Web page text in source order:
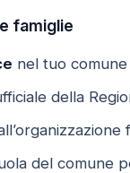
famiglie
nel tuo
della
del comune